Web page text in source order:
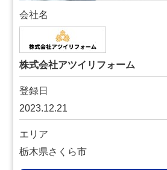
会社名
株式会社アツイリフォーム
登録日
2023.12.21
エリア
栃木県さくら市